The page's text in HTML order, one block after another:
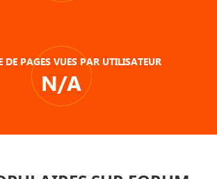
DE PAGES VUES PAR UTILISATEUR
N/A